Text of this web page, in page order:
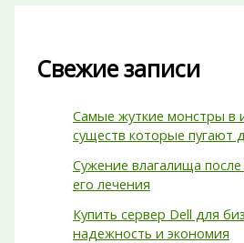
Свежие записи
Самые жуткие монстры в
существ которые пугают
Сужение влагалища
его лечения
Купить сервер Dell для
надежность и экономия